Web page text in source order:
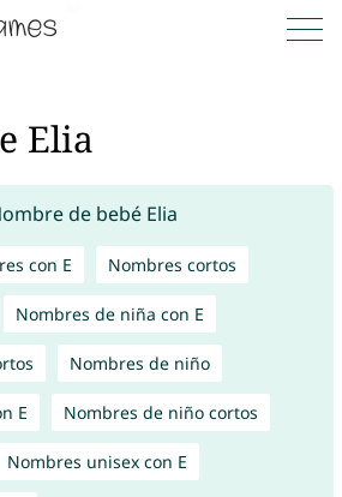
Elia
con E Nombres cortos
Nombres de niña con E
Nombres de niño
E Nombres de niño cortos
Nombres unisex con E